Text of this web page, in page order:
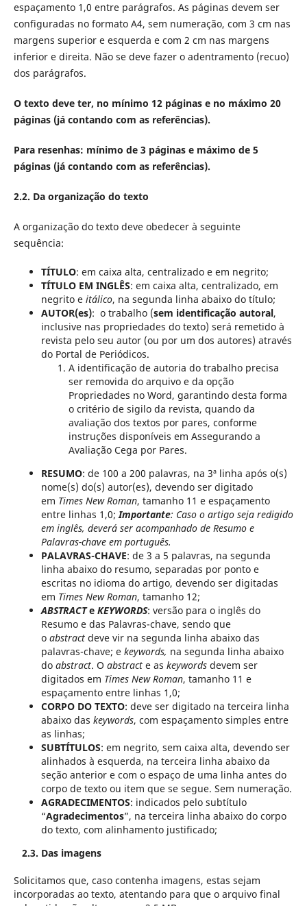
espaçamento 1,0 entre parágrafos. As páginas devem ser
configuradas no formato A4, sem numeração, com 3 cm nas
margens superior e esquerda e com 2 cm nas margens
inferior e direita. Não se deve fazer o adentramento (recuo)
dos parágrafos.
O texto deve ter, no mínimo 12 páginas e no máximo 20
páginas (já contando com as referências).
Para resenhas: mínimo de 3 páginas e máximo de 5
páginas (já contando com as referências).
2.2. Da organização do texto
A organização do texto deve obedecer à seguinte
sequência:
TÍTULO: em caixa alta, centralizado e em negrito;
TÍTULO EM INGLÊS: em caixa alta, centralizado, em
negrito e itálico, na segunda linha abaixo do título;
AUTOR(es): o trabalho (sem identificação autoral,
inclusive nas propriedades do texto) será remetido à
revista pelo seu autor (ou por um dos autores) através
do Portal de Periódicos.
A identificação de autoria do trabalho precisa
ser removida do arquivo e da opção
Propriedades no Word, garantindo desta forma
o critério de sigilo da revista, quando da
avaliação dos textos por pares, conforme
instruções disponíveis em Assegurando a
Avaliação Cega por Pares.
RESUMO: de 100 a 200 palavras, na 3ª linha após o(s)
nome(s) do(s) autor(es), devendo ser digitado
em Times New Roman, tamanho 11 e espaçamento
entre linhas 1,0;Importante: Caso o artigo seja redigido
em inglês, deverá ser acompanhado de Resumo e
Palavras-chave em português.
PALAVRAS-CHAVE: de 3 a 5 palavras, na segunda
linha abaixo do resumo, separadas por ponto e
escritas no idioma do artigo, devendo ser digitadas
em Times New Roman, tamanho 12;
ABSTRACTe KEYWORDS: versão para o inglês do
Resumo e das Palavras-chave, sendo que
o abstractdeve vir na segunda linha abaixo das
palavras-chave; e keywords, na segunda linha abaixo
do abstract. O abstracte as keywordsdevem ser
digitados em Times New Roman, tamanho 11 e
espaçamento entre linhas 1,0;
CORPO DO TEXTO: deve ser digitado na terceira linha
abaixo das keywords, com espaçamento simples entre
as linhas;
SUBTÍTULOS: em negrito, sem caixa alta, devendo ser
alinhados à esquerda, na terceira linha abaixo da
seção anterior e com o espaço de uma linha antes do
corpo de texto ou item que se segue. Sem numeração.
AGRADECIMENTOS: indicados pelo subtítulo
“Agradecimentos”, na terceira linha abaixo do corpo
do texto, com alinhamento justificado;
2.3. Das imagens
Solicitamos que, caso contenha imagens, estas sejam
incorporadas ao texto, atentando para que o arquivo final